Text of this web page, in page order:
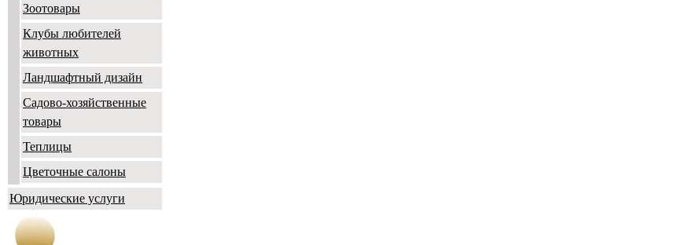
Зоотовары
Клубы любителей
животных
Ландшафтный дизайн
Садово-хозяйственные
товары
Теплицы
Цветочные салоны
Юридические услуги